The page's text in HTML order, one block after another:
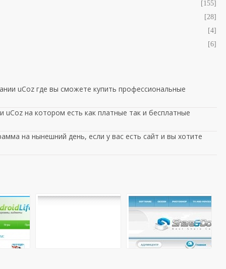
[155]
[28]
[4]
[6]
uCoz где вы сможете купить профессиональные
на котором есть как платные так и бесплатные
на нынешний день, если у вас есть сайт и вы хотите